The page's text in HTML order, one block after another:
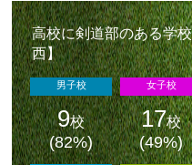
高校に剣道部のある学
西】
男子校
9校
(82%)
女子校
17校
(49%)